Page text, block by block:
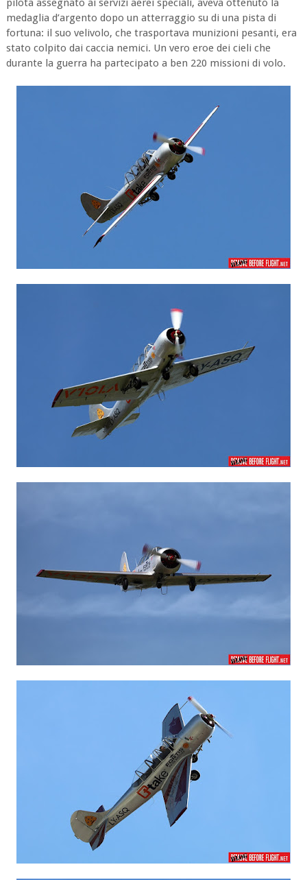
medaglia d’argento dopo un atterraggio su di una pista di
fortuna: il suo velivolo, che trasportava munizioni pesanti, era
stato colpito dai caccia nemici. Un vero eroe dei cieli che
durante la guerra ha partecipato a ben 220 missioni di volo.